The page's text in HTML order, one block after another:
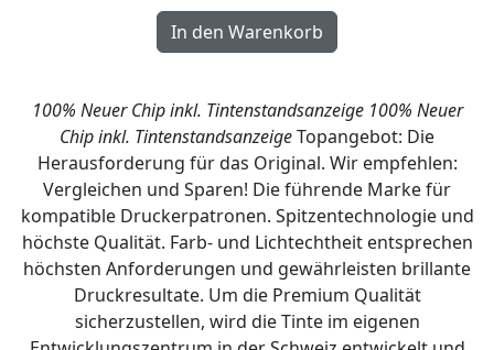
100% Neuer Chip inkl. Tintenstandsanzeige 100% Neuer
Chip inkl. TintenstandsanzeigeTopangebot: Die
Herausforderung für das Original. Wir empfehlen:
Vergleichen und Sparen! Die führende Marke für
kompatible Druckerpatronen. Spitzentechnologie und
höchste Qualität. Farb- und Lichtechtheit entsprechen
höchsten Anforderungen und gewährleisten brillante
Druckresultate. Um die Premium Qualität
sicherzustellen, wird die Tinte im eigenen